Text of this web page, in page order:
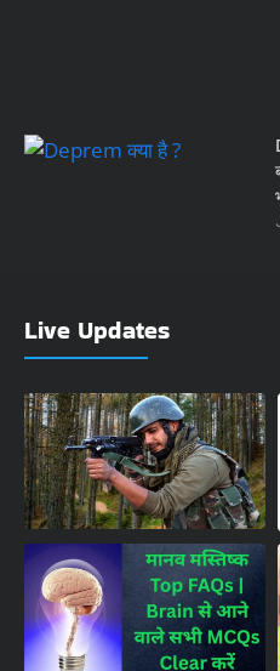
Live Updates